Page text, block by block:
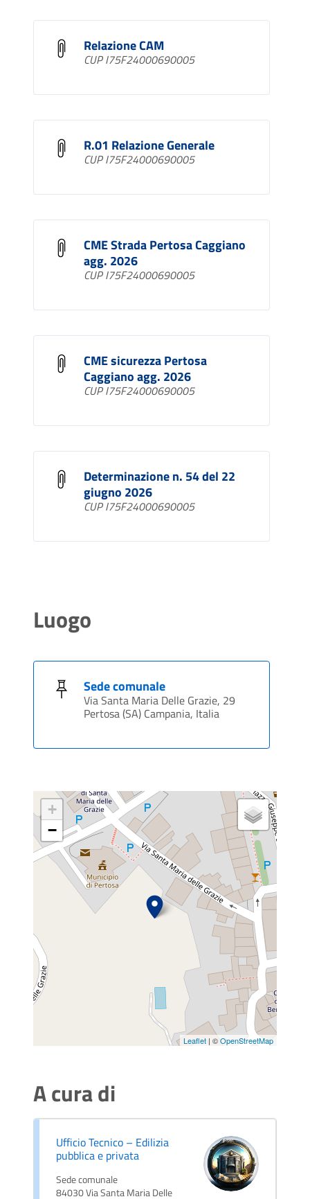
Relazione CAM
CUP I75F24000690005
R.01 Relazione Generale
CUP I75F24000690005
CME Strada Pertosa Caggiano
agg. 2026
CUP I75F24000690005
CME sicurezza Pertosa
Caggiano agg. 2026
CUP I75F24000690005
Determinazione n. 54 del 22
giugno 2026
CUP I75F24000690005
Luogo
Sede comunale
Via Santa Maria Delle Grazie, 29
Pertosa (SA) Campania, Italia
+
−
Leaflet | ©OpenStreetMap
A cura di
Ufficio Tecnico – Edilizia
pubblica e privata
Sede comunale
84030 Via Santa Maria Delle